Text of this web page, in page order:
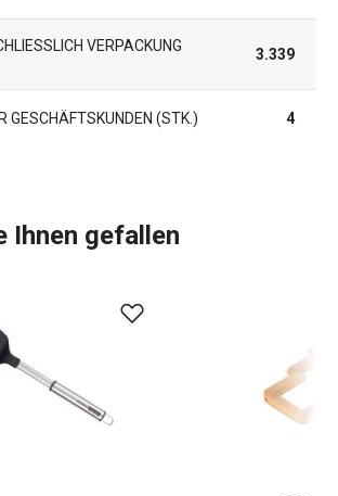
VERPACKUNG (
3.339
GESCHÄFTSKUNDEN (STK.) 4
Ihnen gefallen